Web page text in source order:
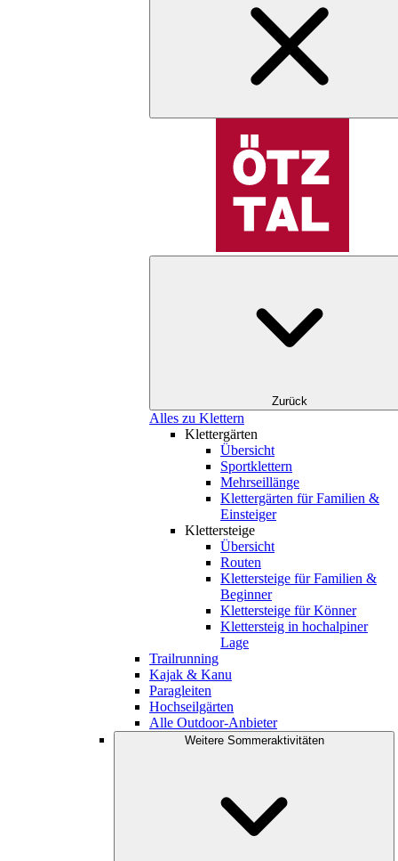
Zurück
Alles zu Klettern
Klettergärten
Übersicht
Sportklettern
Mehrseillänge
Klettergärten für Familien &
Einsteiger
Klettersteige
Übersicht
Routen
Klettersteige für Familien &
Beginner
Klettersteige für Könner
Klettersteig in hochalpiner
Lage
Trailrunning
Kajak & Kanu
Paragleiten
Hochseilgärten
Alle Outdoor-Anbieter
Weitere Sommeraktivitäten